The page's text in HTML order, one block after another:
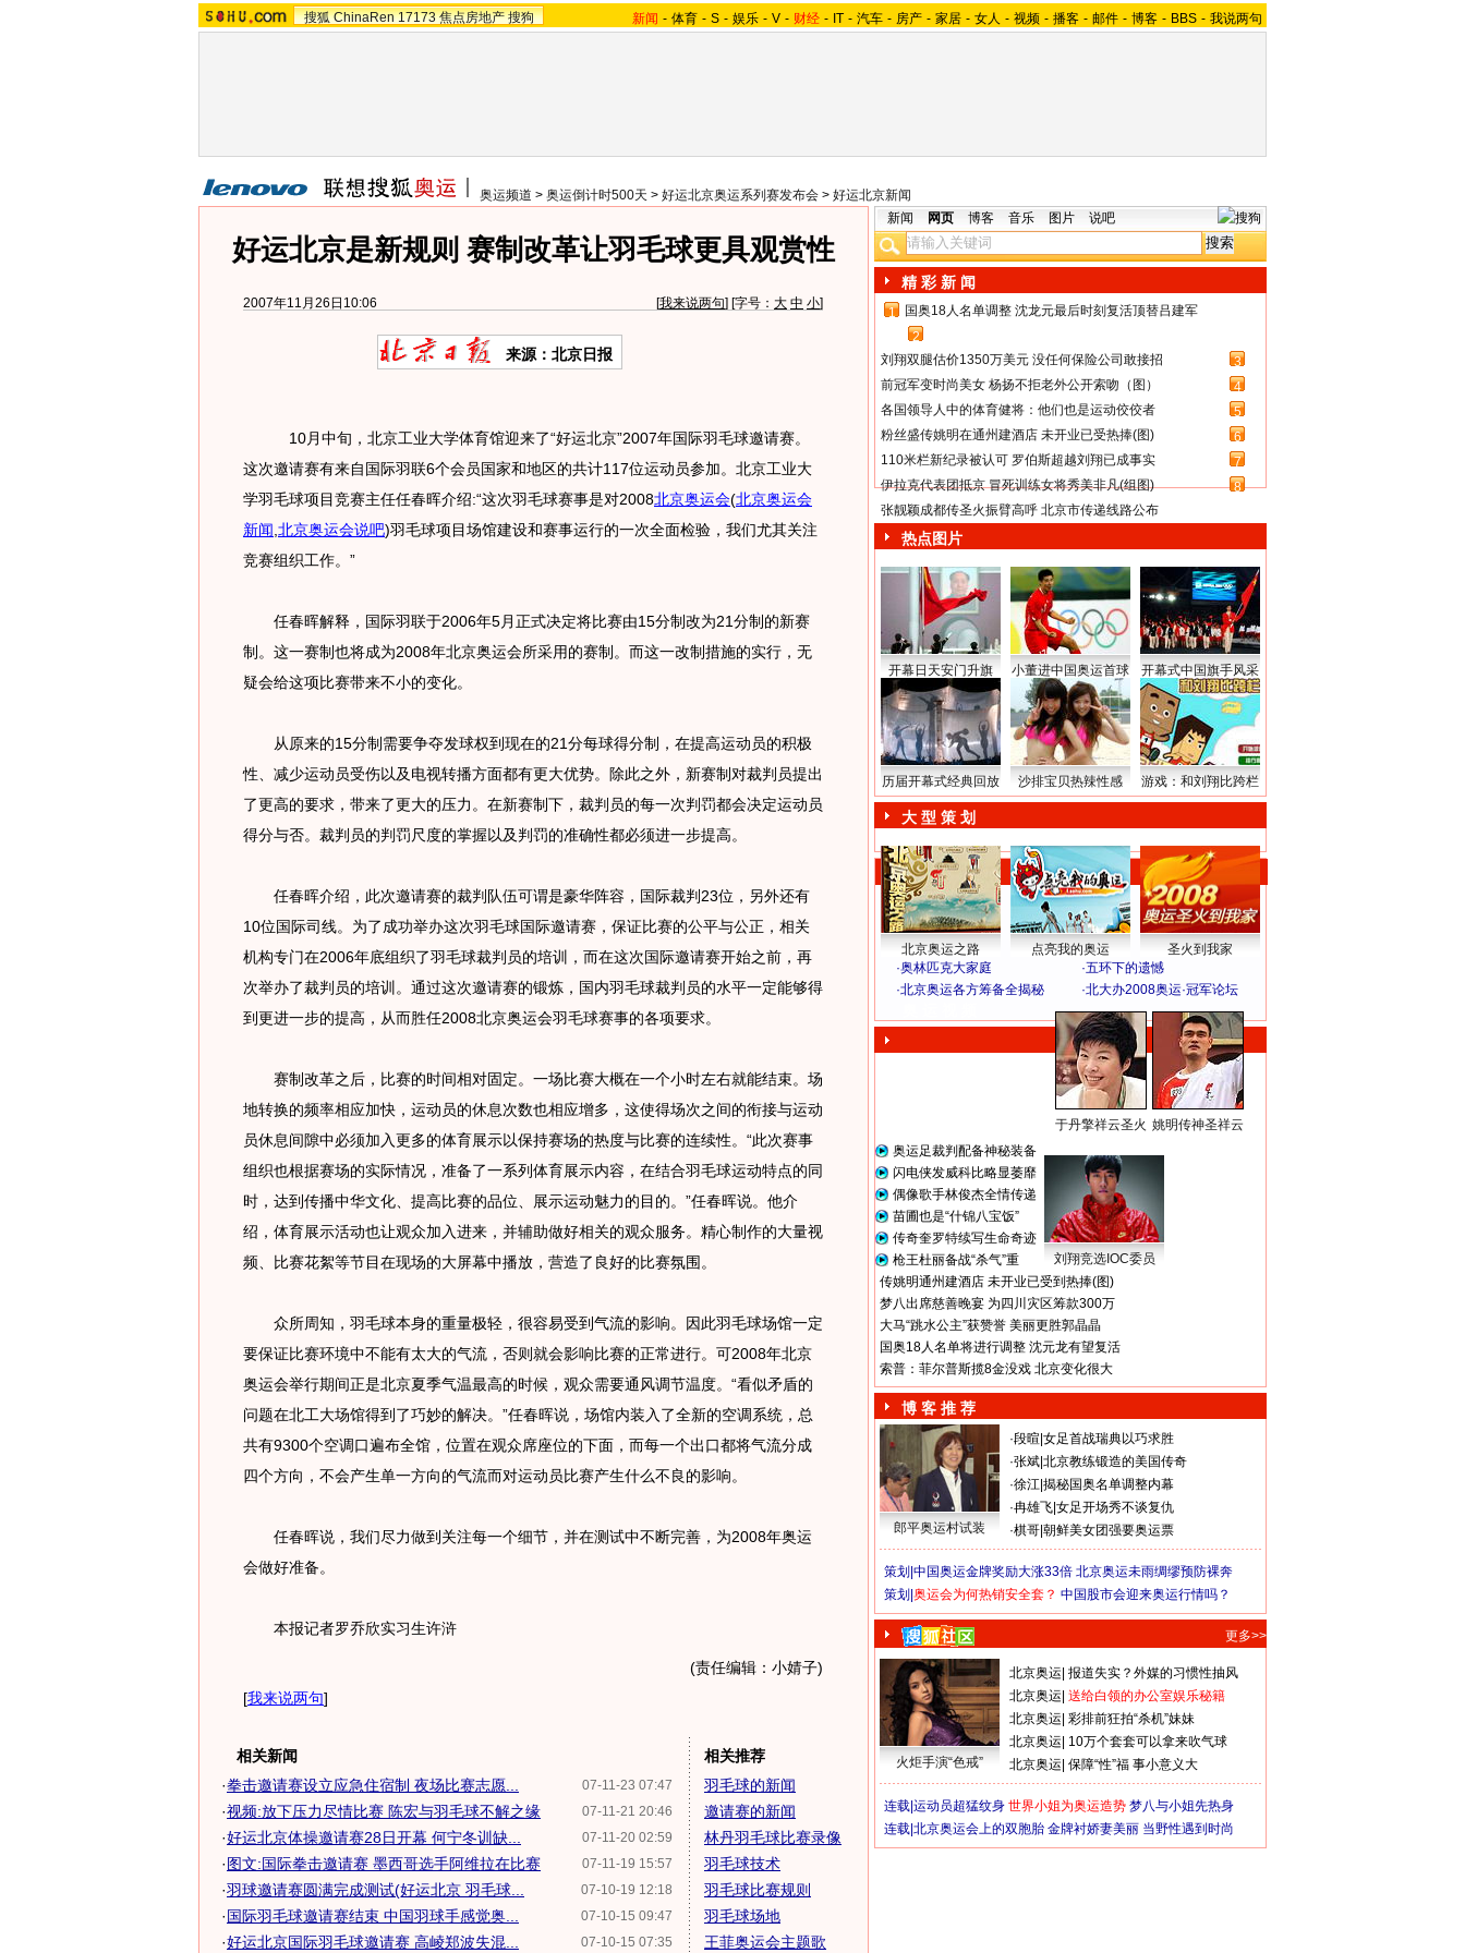
搜狐 ChinaRen 17173 焦点房地产 搜狗 新闻 - 体育 - S - 娱乐 - V - 财经 - IT - 汽车 - 房产 - 家居 - 女人 - 视频 - 播客 - 邮件 - 博客 - BBS - 我说两句
奥运频道 > 奥运倒计时500天 > 好运北京奥运系列赛发布会 > 好运北京新闻
好运北京是新规则 赛制改革让羽毛球更具观赏性
2007年11月26日10:06 [我来说两句] [字号： 大 中 小]
来源：北京日报
10月中旬，北京工业大学体育馆迎来了“好运北京”2007年国际羽毛球邀请赛。
这次邀请赛有来自国际羽联6个会员国家和地区的共计117位运动员参加。北京工业大
学羽毛球项目竞赛主任任春晖介绍:“这次羽毛球赛事是对2008北京奥运会(北京奥运会
新闻 北京奥运会说吧)羽毛球项目场馆建设和赛事运行的一次全面检验，我们尤其关注
竞赛组织工作。”
任春晖解释，国际羽联于2006年5月正式决定将比赛由15分制改为21分制的新赛
制。这一赛制也将成为2008年北京奥运会所采用的赛制。而这一改制措施的实行，无
疑会给这项比赛带来不小的变化。
从原来的15分制需要争夺发球权到现在的21分每球得分制，在提高运动员的积极
性、减少运动员受伤以及电视转播方面都有更大优势。除此之外，新赛制对裁判员提出
了更高的要求，带来了更大的压力。在新赛制下，裁判员的每一次判罚都会决定运动员
得分与否。裁判员的判罚尺度的掌握以及判罚的准确性都必须进一步提高。
任春晖介绍，此次邀请赛的裁判队伍可谓是豪华阵容，国际裁判23位，另外还有
10位国际司线。为了成功举办这次羽毛球国际邀请赛，保证比赛的公平与公正，相关
机构专门在2006年底组织了羽毛球裁判员的培训，而在这次国际邀请赛开始之前，再
次举办了裁判员的培训。通过这次邀请赛的锻炼，国内羽毛球裁判员的水平一定能够得
到更进一步的提高，从而胜任2008北京奥运会羽毛球赛事的各项要求。
赛制改革之后，比赛的时间相对固定。一场比赛大概在一个小时左右就能结束。场
地转换的频率相应加快，运动员的休息次数也相应增多，这使得场次之间的衔接与运动
员休息间隙中必须加入更多的体育展示以保持赛场的热度与比赛的连续性。“此次赛事
组织也根据赛场的实际情况，准备了一系列体育展示内容，在结合羽毛球运动特点的同
时，达到传播中华文化、提高比赛的品位、展示运动魅力的目的。”任春晖说。他介
绍，体育展示活动也让观众加入进来，并辅助做好相关的观众服务。精心制作的大量视
频、比赛花絮等节目在现场的大屏幕中播放，营造了良好的比赛氛围。
众所周知，羽毛球本身的重量极轻，很容易受到气流的影响。因此羽毛球场馆一定
要保证比赛环境中不能有太大的气流，否则就会影响比赛的正常进行。可2008年北京
奥运会举行期间正是北京夏季气温最高的时候，观众需要通风调节温度。“看似矛盾的
问题在北工大场馆得到了巧妙的解决。”任春晖说，场馆内装入了全新的空调系统，总
共有9300个空调口遍布全馆，位置在观众席座位的下面，而每一个出口都将气流分成
四个方向，不会产生单一方向的气流而对运动员比赛产生什么不良的影响。
任春晖说，我们尽力做到关注每一个细节，并在测试中不断完善，为2008年奥运
会做好准备。
本报记者罗乔欣实习生许浒
(责任编辑：小婧子)
[我来说两句]
相关新闻
07-11-23 07:47
·拳击邀请赛设立应急住宿制 夜场比赛志愿...
07-11-21 20:46
·视频:放下压力尽情比赛 陈宏与羽毛球不解之缘
07-11-20 02:59
·好运北京体操邀请赛28日开幕 何宁冬训缺...
07-11-19 15:57
·图文:国际拳击邀请赛 墨西哥选手阿维拉在比赛
07-10-19 12:18
·羽球邀请赛圆满完成测试(好运北京 羽毛球...
07-10-15 09:47
·国际羽毛球邀请赛结束 中国羽球手感觉奥...
07-10-15 07:35
·好运北京国际羽毛球邀请赛 高崚郑波失混...
相关推荐
羽毛球的新闻
邀请赛的新闻
林丹羽毛球比赛录像
羽毛球技术
羽毛球比赛规则
羽毛球场地
王菲奥运会主题歌
新闻 网页 博客 音乐 图片 说吧
精 彩 新 闻
1
国奥18人名单调整 沈龙元最后时刻复活顶替吕建军
2
刘翔双腿估价1350万美元 没任何保险公司敢接招
3
前冠军变时尚美女 杨扬不拒老外公开索吻（图）
4
各国领导人中的体育健将：他们也是运动佼佼者
5
粉丝盛传姚明在通州建酒店 未开业已受热捧(图)
6
110米栏新纪录被认可 罗伯斯超越刘翔已成事实
7
伊拉克代表团抵京 冒死训练女将秀美非凡(组图)
8
张靓颖成都传圣火振臂高呼 北京市传递线路公布
热点图片
开幕日天安门升旗 小董进中国奥运首球 开幕式中国旗手风采
历届开幕式经典回放 沙排宝贝热辣性感 游戏：和刘翔比跨栏
大 型 策 划
北京奥运之路 点亮我的奥运
圣火到我家
·奥林匹克大家庭 ·五环下的遗憾
·北京奥运各方筹备全揭秘 ·北大办2008奥运·冠军论坛
于丹擎祥云圣火 姚明传神圣祥云
奥运足裁判配备神秘装备
闪电侠发威科比略显萎靡
偶像歌手林俊杰全情传递
苗圃也是“什锦八宝饭”
传奇奎罗特续写生命奇迹
枪王杜丽备战“杀气”重
刘翔竞选IOC委员
传姚明通州建酒店 未开业已受到热捧(图)
梦八出席慈善晚宴 为四川灾区筹款300万
大马“跳水公主”获赞誉 美丽更胜郭晶晶
国奥18人名单将进行调整 沈元龙有望复活
索普：菲尔普斯揽8金没戏 北京变化很大
博 客 推 荐
郎平奥运村试装
·段暄 女足首战瑞典以巧求胜
·张斌 北京教练锻造的美国传奇
·徐江 揭秘国奥名单调整内幕
·冉雄飞 女足开场秀不谈复仇
·棋哥 朝鲜美女团强要奥运票
策划| 中国奥运金牌奖励大涨33倍 北京奥运未雨绸缪预防裸奔
策划| 奥运会为何热销安全套？ 中国股市会迎来奥运行情吗？
更多>>
火炬手演“色戒”
北京奥运 报道失实？外媒的习惯性抽风
北京奥运 送给白领的办公室娱乐秘籍
北京奥运 彩排前狂拍“杀机”妹妹
北京奥运 10万个套套可以拿来吹气球
北京奥运 保障“性”福 事小意义大
连载| 运动员超猛纹身 世界小姐为奥运造势 梦八与小姐先热身
连载| 北京奥运会上的双胞胎 金牌衬娇妻美丽 当野性遇到时尚